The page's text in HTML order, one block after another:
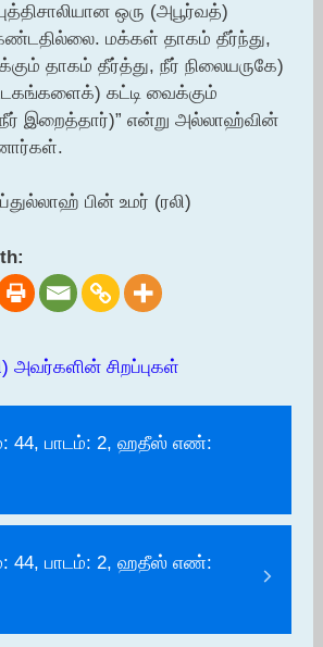
ஒரு (அபூர்வத்)
மக்கள் தாகம் தீர்ந்து,
தாகம் தீர்த்து, நீர் நிலையருகே)
கட்டி வைக்கும்
இறைத்தார்)” என்று அல்லாஹ்வின்
பின் உமர் (ரலி)
அவர்களின் சிறப்புகள்
44, பாடம்: 2, ஹதீஸ் எண்:
44, பாடம்: 2, ஹதீஸ் எண்: